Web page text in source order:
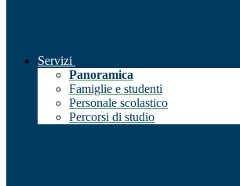
Servizi
Panoramica
Famiglie e studenti
Personale scolastico
Percorsi di studio